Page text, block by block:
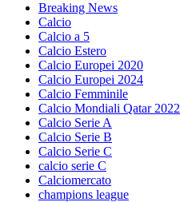
Breaking News
Calcio
Calcio a 5
Calcio Estero
Calcio Europei 2020
Calcio Europei 2024
Calcio Femminile
Calcio Mondiali Qatar 2022
Calcio Serie A
Calcio Serie B
Calcio Serie C
calcio serie C
Calciomercato
champions league